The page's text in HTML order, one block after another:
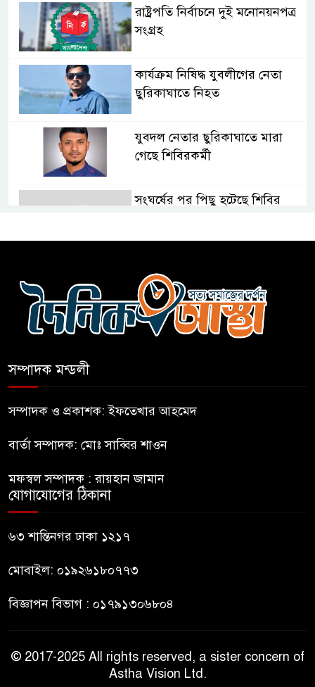
রাষ্ট্রপতি নির্বাচনে দুই মনোনয়নপত্র
সংগ্রহ
কার্যক্রম নিষিদ্ধ যুবলীগের নেতা
ছুরিকাঘাতে নিহত
যুবদল নেতার ছুরিকাঘাতে মারা
গেছে শিবিরকর্মী
সংঘর্ষের পর পিছু হটেছে শিবির
আছে ছাত্রদল
হযরত শাহজালাল বিমানবন্দরে
কিশোর
ভারত থেকে আসছে ২ দশমিক ৩
সম্পাদক মন্ডলী
সম্পাদক ও প্রকাশক: ইফতেখার আহমেদ
বার্তা সম্পাদক: মোঃ সাব্বির শাওন
মফস্বল সম্পাদক : রায়হান জামান
যোগাযোগের ঠিকানা
৬৩ শান্তিনগর ঢাকা ১২১৭
মোবাইল: ০১৯২৬১৮০৭৭৩
বিজ্ঞাপন বিভাগ : ০১৭৯১৩০৬৮০৪
© 2017-2025 All rights reserved, a sister concern of
Astha Vision Ltd.